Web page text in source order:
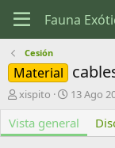
Cesión
Material
A
t
o
xispito
F
c
h
13 Ago
Vista general